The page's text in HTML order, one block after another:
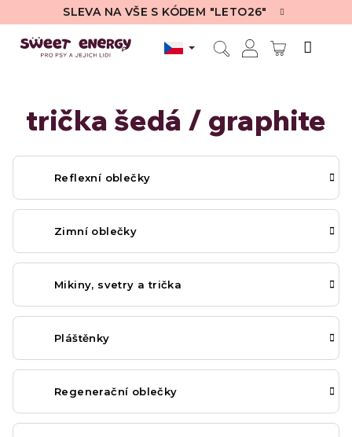
obsah
SLEVA NA VŠE S KÓDEM "LETO26"
trička šedá / graphite
Reflexní oblečky
Zimní oblečky
Mikiny, svetry a trička
Pláštěnky
Regenerační oblečky